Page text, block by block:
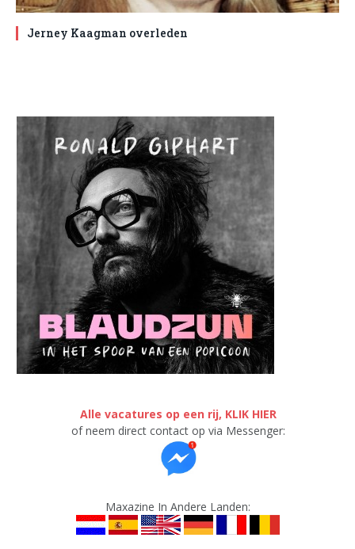
Jerney Kaagman overleden
Alle vacatures op een rij, KLIK HIER
of neem direct contact op via Messenger:
Maxazine In Andere Landen: